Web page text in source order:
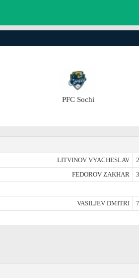
PFC Sochi
LITVINOV VYACHESLAV
FEDOROV ZAKHAR
VASILJEV DMITRI